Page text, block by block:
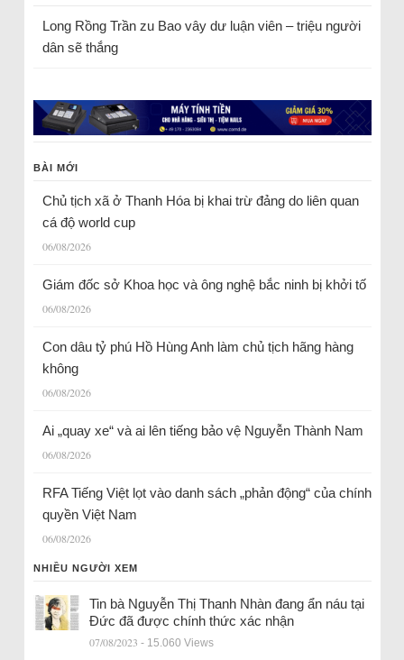
Long Rồng Trầnzu Bao vây dư luận viên – triệu người
dân sẽ thắng
BÀI MỚI
Chủ tịch xã ở Thanh Hóa bị khai trừ đảng do liên quan
cá độ world cup
06/08/2026
Giám đốc sở Khoa học và ông nghệ bắc ninh bị khởi tố
06/08/2026
Con dâu tỷ phú Hồ Hùng Anh làm chủ tịch hãng hàng
không
06/08/2026
Ai „quay xe“ và ai lên tiếng bảo vệ Nguyễn Thành Nam
06/08/2026
RFA Tiếng Việt lọt vào danh sách „phản động“ của chính
quyền Việt Nam
06/08/2026
NHIỀU NGƯỜI XEM
Tin bà Nguyễn Thị Thanh Nhàn đang ẩn náu tại
Đức đã được chính thức xác nhận
07/08/2023 - 15.060 Views